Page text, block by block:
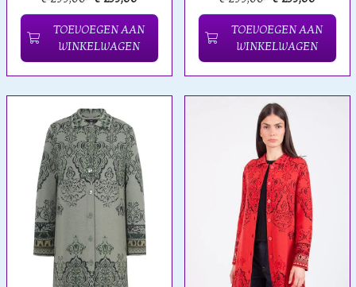
TOEVOEGEN AAN
WINKELWAGEN
TOEVOEGEN AAN
WINKELWAGEN